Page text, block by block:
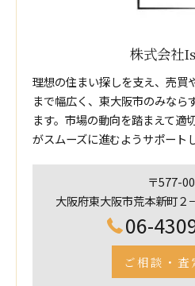
株式会社
理想の住まい探しを支え、売買
まで幅広く、東大阪市のみなら
ます。市場の動向を踏まえて適
がスムーズに進むようサポート
〒577-
大阪府東大阪市荒本新町２
06-
ご相談・査